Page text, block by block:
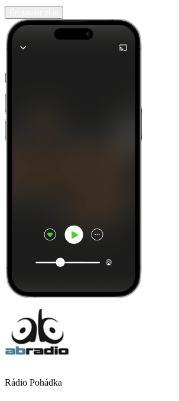
Rádio Pohádka